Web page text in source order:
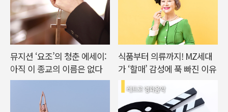
뮤지션 ‘요조’의 청춘 에세이:
아직 이 종교의 이름은 없다
식품부터 의류까지! MZ세대
가 ‘할매’ 감성에 푹 빠진 이유